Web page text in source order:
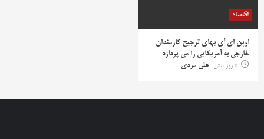
اقتصاد
اوپن ای آی بهای ترجیح کارمندان
خارجی به آمریکایی را می پردازد
5 روز پیش
علی مردی